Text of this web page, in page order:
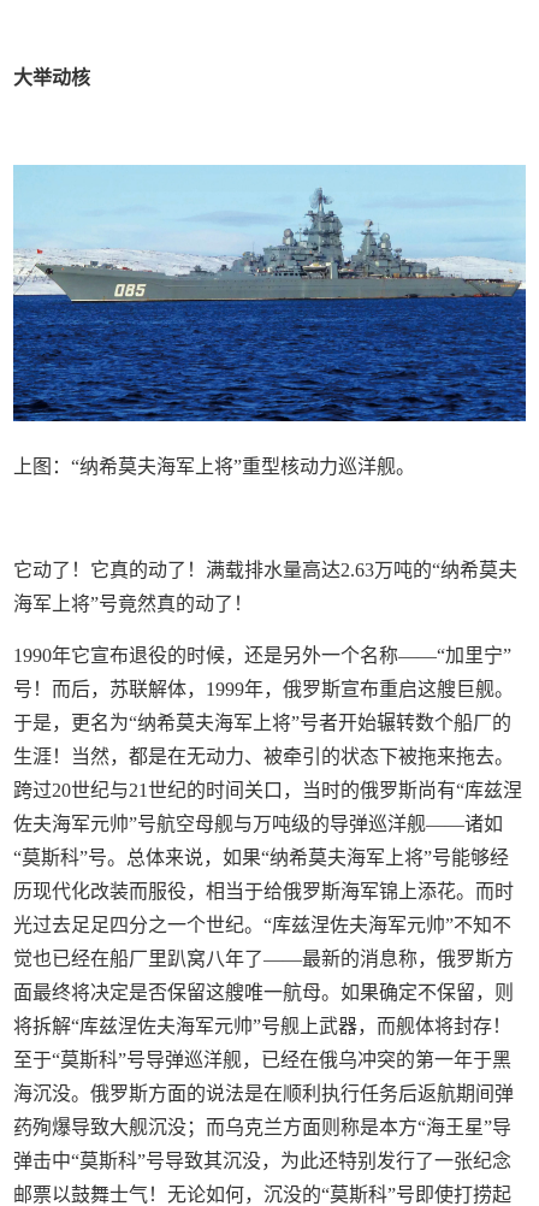
大举动核
上图：“纳希莫夫海军上将”重型核动力巡洋舰。
它动了！它真的动了！满载排水量高达2.63万吨的“纳希莫夫
海军上将”号竟然真的动了！
1990年它宣布退役的时候，还是另外一个名称——“加里宁”
号！而后，苏联解体，1999年，俄罗斯宣布重启这艘巨舰。
于是，更名为“纳希莫夫海军上将”号者开始辗转数个船厂的
生涯！当然，都是在无动力、被牵引的状态下被拖来拖去。
跨过20世纪与21世纪的时间关口，当时的俄罗斯尚有“库兹涅
佐夫海军元帅”号航空母舰与万吨级的导弹巡洋舰——诸如
“莫斯科”号。总体来说，如果“纳希莫夫海军上将”号能够经
历现代化改装而服役，相当于给俄罗斯海军锦上添花。而时
光过去足足四分之一个世纪。“库兹涅佐夫海军元帅”不知不
觉也已经在船厂里趴窝八年了——最新的消息称，俄罗斯方
面最终将决定是否保留这艘唯一航母。如果确定不保留，则
将拆解“库兹涅佐夫海军元帅”号舰上武器，而舰体将封存！
至于“莫斯科”号导弹巡洋舰，已经在俄乌冲突的第一年于黑
海沉没。俄罗斯方面的说法是在顺利执行任务后返航期间弹
药殉爆导致大舰沉没；而乌克兰方面则称是本方“海王星”导
弹击中“莫斯科”号导致其沉没，为此还特别发行了一张纪念
邮票以鼓舞士气！无论如何，沉没的“莫斯科”号即使打捞起